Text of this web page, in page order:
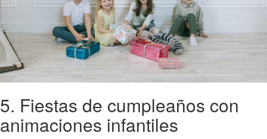
5. Fiestas de cumpleaños con
animaciones infantiles